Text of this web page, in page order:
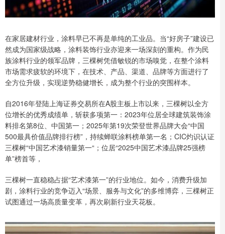
在家居建材行业，涂料早已不再是单纯的工业品。当“好房子”建设已
然成为国家级战略，涂料装饰行业亦迎来一场深刻的重构。作为民
族涂料行业的领军品牌，三棵树凭借敏锐的市场嗅觉，在整个涂料
市场需求疲软的环境下，在技术、产品、渠道、品牌等方面进行了
全方位升级，实现逆势稳健增长，成为整个行业的突围样本。
自2016年登陆上海证券交易所在A股主板上市以来，三棵树以全方
位增长的优秀成绩单，斩获多项第一：2023年位居全球建筑装饰涂
料排名第8位、中国第一；2025年第19次荣登世界品牌大会“中国
500最具价值品牌排行榜”，持续蝉联涂料榜单第一名；CIC灼识认证
三棵树“中国艺术漆销量第一“；位居“2025中国艺术漆品牌25强榜
单”榜首等，
三棵树一直稳稳占据“艺术漆第一”的行业地位。如今，消费升级加
剧，涂料行业的竞争迈入“场景、服务与文化”的多维博弈，三棵树正
试图通过一场高质量变革，再次刷新行业天花板。